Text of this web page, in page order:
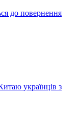
до повернення
українців з